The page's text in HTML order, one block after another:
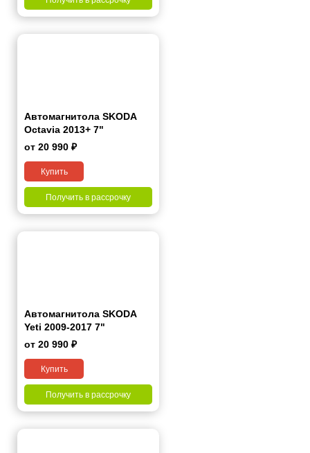
Автомагнитола SKODA
Octavia 2013+ 7"
от 20 990 ₽
Купить
Получить в рассрочку
Автомагнитола SKODA
Yeti 2009-2017 7"
от 20 990 ₽
Купить
Получить в рассрочку